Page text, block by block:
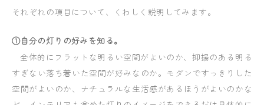
それぞれの項目について、くわしく説明してみます。
①自分の灯りの好みを知る。
全体的にフラットな明るい空間がよいのか、抑揚のある明る
すぎない落ち着いた空間が好みなのか。モダンですっきりした
空間がよいのか、ナチュラルな生活感があるほうがよいのかな